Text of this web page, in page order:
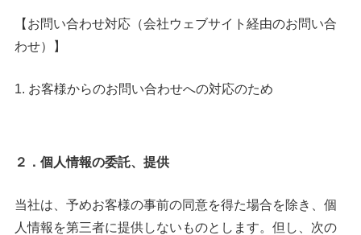
【お問い合わせ対応（会社ウェブサイト経由のお問い合
わせ）】
お客様からのお問い合わせへの対応のため
２ ．個人情報の委託、提供
当社は、予めお客様の事前の同意を得た場合を除き、個
人情報を第三者に提供しないものとします。但し、次の